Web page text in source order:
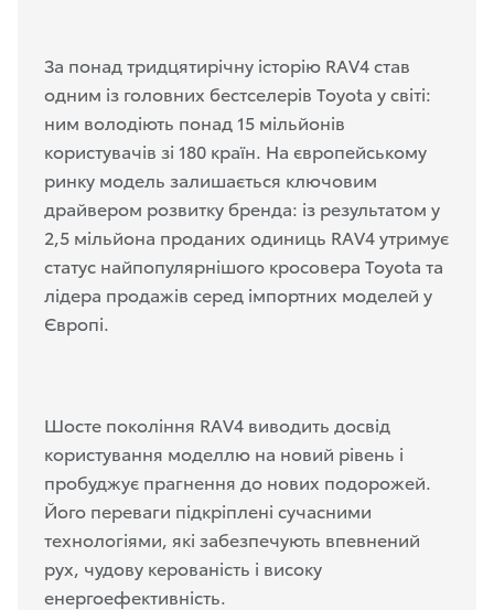
За понад тридцятирічну історію RAV4 став
одним із головних бестселерів Toyota у світі:
ним володіють понад 15 мільйонів
користувачів зі 180 країн. На європейському
ринку модель залишається ключовим
драйвером розвитку бренда: із результатом у
2,5 мільйона проданих одиниць RAV4 утримує
статус найпопулярнішого кросовера Toyota та
лідера продажів серед імпортних моделей у
Європі.
Шосте покоління RAV4 виводить досвід
користування моделлю на новий рівень і
пробуджує прагнення до нових подорожей.
Його переваги підкріплені сучасними
технологіями, які забезпечують впевнений
рух, чудову керованість і високу
енергоефективність.